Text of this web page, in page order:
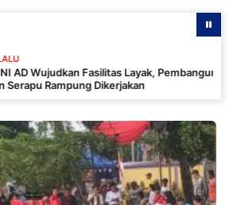
Fasilitas Layak, Pembangunan MCK
Dikerjakan